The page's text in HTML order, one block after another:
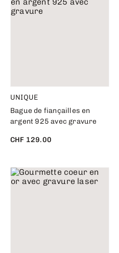
UNIQUE
Bague de fiançailles en
argent 925 avec gravure
CHF 129.00